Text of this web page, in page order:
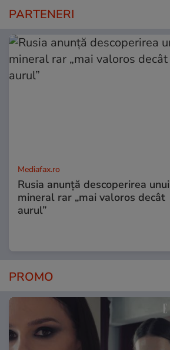
PARTENERI
Mediafax.ro
Rusia anunță descoperirea unui
mineral rar „mai valoros decât
aurul”
PROMO